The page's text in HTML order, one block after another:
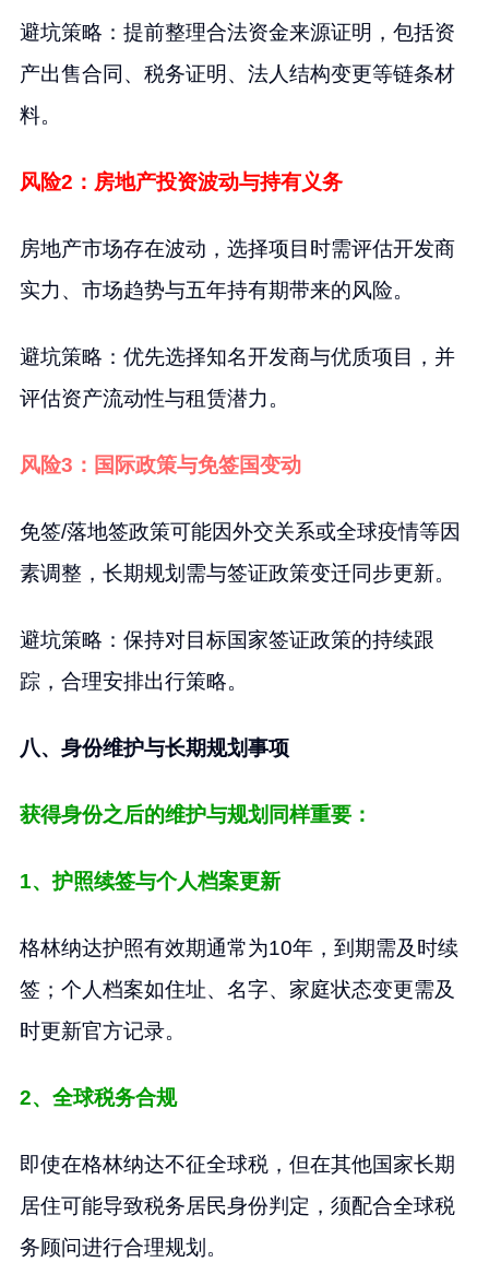
避坑策略：提前整理合法资金来源证明，包括资
产出售合同、税务证明、法人结构变更等链条材
料。
风险2：房地产投资波动与持有义务
房地产市场存在波动，选择项目时需评估开发商
实力、市场趋势与五年持有期带来的风险。
避坑策略：优先选择知名开发商与优质项目，并
评估资产流动性与租赁潜力。
风险3：国际政策与免签国变动
免签/落地签政策可能因外交关系或全球疫情等因
素调整，长期规划需与签证政策变迁同步更新。
避坑策略：保持对目标国家签证政策的持续跟
踪，合理安排出行策略。
八、身份维护与长期规划事项
获得身份之后的维护与规划同样重要：
1、护照续签与个人档案更新
格林纳达护照有效期通常为10年，到期需及时续
签；个人档案如住址、名字、家庭状态变更需及
时更新官方记录。
2、全球税务合规
即使在格林纳达不征全球税，但在其他国家长期
居住可能导致税务居民身份判定，须配合全球税
务顾问进行合理规划。